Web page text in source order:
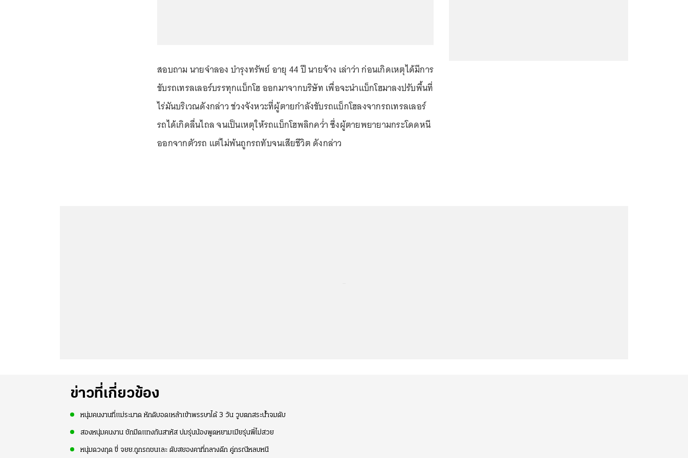
สอบถาม นายจำลอง บำรุงทรัพย์ อายุ 44 ปี นายจ้าง เล่าว่า ก่อนเกิดเหตุได้มีการ
ขับรถเทรลเลอร์บรรทุกแบ็กโฮ ออกมาจากบริษัท เพื่อจะนำแบ็กโฮมาลงปรับพื้นที่
ไร่มันบริเวณดังกล่าว ช่วงจังหวะที่ผู้ตายกำลังขับรถแบ็กโฮลงจากรถเทรลเลอร์
รถได้เกิดลื่นไถล จนเป็นเหตุให้รถแบ็กโฮพลิกคว่ำ ซึ่งผู้ตายพยายามกระโดดหนี
ออกจากตัวรถ แต่ไม่พ้นถูกรถทับจนเสียชีวิต ดังกล่าว
ข่าวที่เกี่ยวข้อง
หนุ่มคนงานที่แม่ระมาด หักดิบอดเหล้าเข้าพรรษาได้ 3 วัน วูบตกสระน้ำจมดับ
สองหนุ่มคนงาน ชักมีดแทงกันสาหัส ปมรุ่นน้องพูดหยามเมียรุ่นพี่ไม่สวย
หนุ่มดวงกุด ขี่ จยย.ถูกรถชนเละ ดับสยองคาที่กลางดึก คู่กรณีหลบหนี